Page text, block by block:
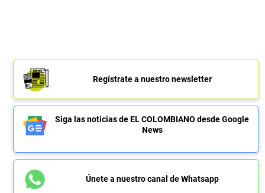
Regístrate a nuestro newsletter
Siga las noticias de EL COLOMBIANO desde Google
News
Únete a nuestro canal de Whatsapp